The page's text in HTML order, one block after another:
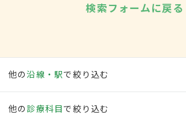
検索フォームに戻る
他の沿線・駅で絞り込む
他の 診療科目で絞り込む